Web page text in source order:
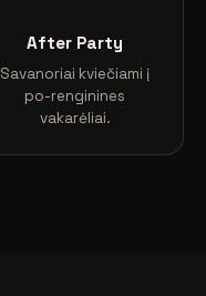
After Party
Savanoriai kviečiami į
po-renginines
vakarėliai.